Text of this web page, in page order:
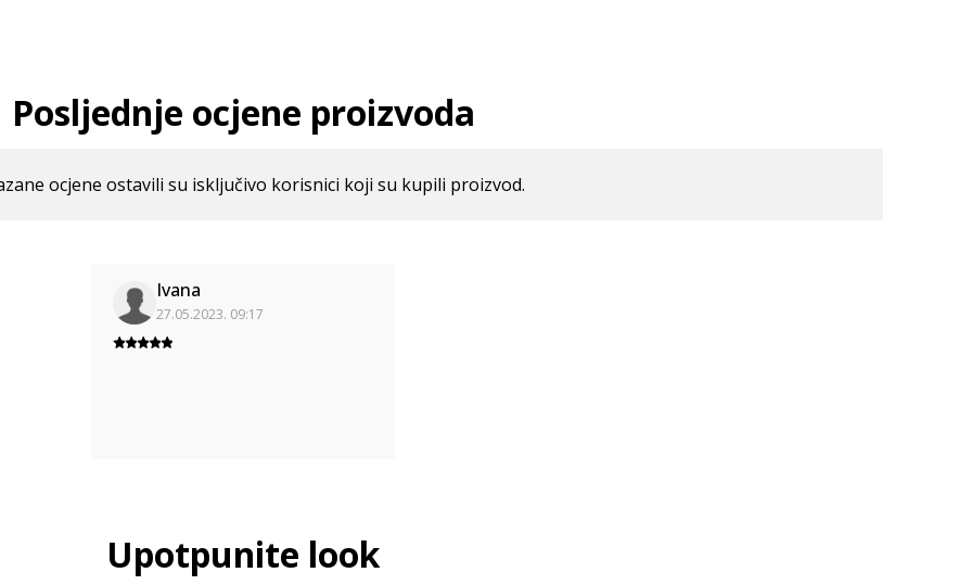
Posljednje ocjene proizvoda
ocjene ostavili su isključivo korisnici koji su kupili proizvod.
Ivana
27.05.2023. 09:17
Upotpunite look